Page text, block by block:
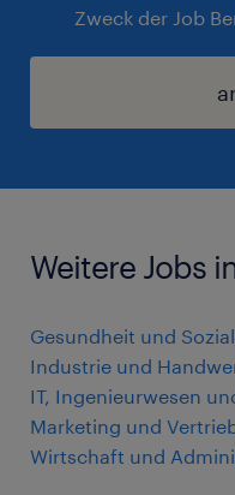
Zweck der Job
Weitere Jobs
Gesundheit und
Industrie und
IT, Ingenieurwesen
Marketing und
Wirtschaft und